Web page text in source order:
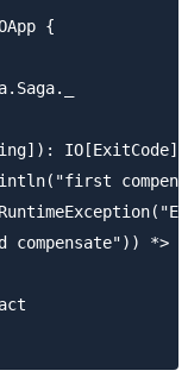
{
IO[ExitCode]
compensate")) *>